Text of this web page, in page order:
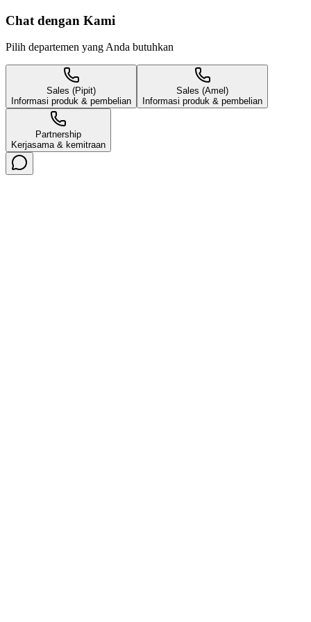
Chat dengan Kami
Pilih departemen yang Anda butuhkan
Sales (Pipit)
Informasi produk & pembelian
Sales (Amel)
Informasi produk & pembelian
Partnership
Kerjasama & kemitraan